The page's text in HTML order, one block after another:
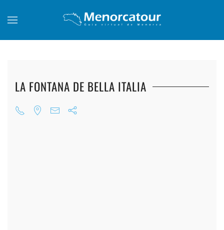
Skip to main content
LA FONTANA DE BELLA ITALIA